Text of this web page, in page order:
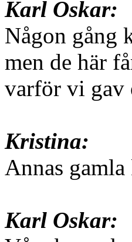
Karl Oskar:
Någon gång
men de här
varför vi gav
Kristina:
Annas gamla
Karl Oskar: